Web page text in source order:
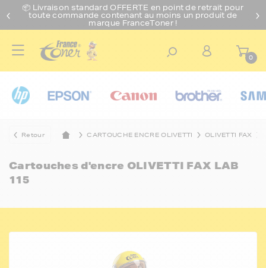
📦 Livraison standard OFFERTE en point de retrait pour
toute commande contenant au moins un produit de
marque FranceToner !
0
Retour CARTOUCHE ENCRE OLIVETTI OLIVETTI FAX
Cartouches d'encre OLIVETTI FAX LAB
115